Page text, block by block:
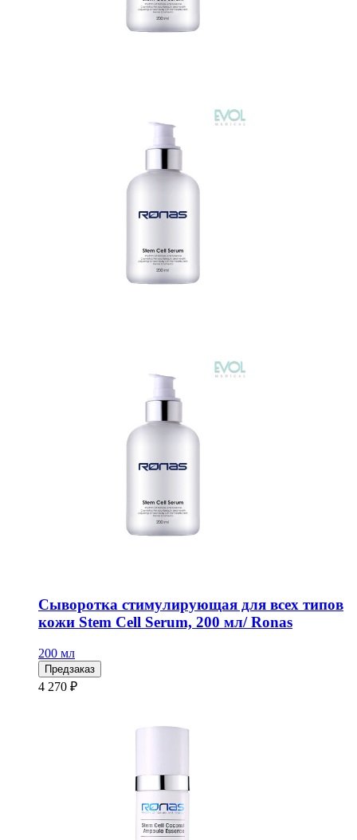
Сыворотка стимулирующая для всех типов
кожи Stem Cell Serum, 200 мл/ Ronas
200 мл
Предзаказ
4 270 ₽